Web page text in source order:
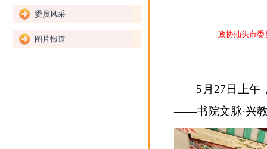
委员风采
图片报道
政协汕头市委
5月27日上午
——书院文脉·兴教